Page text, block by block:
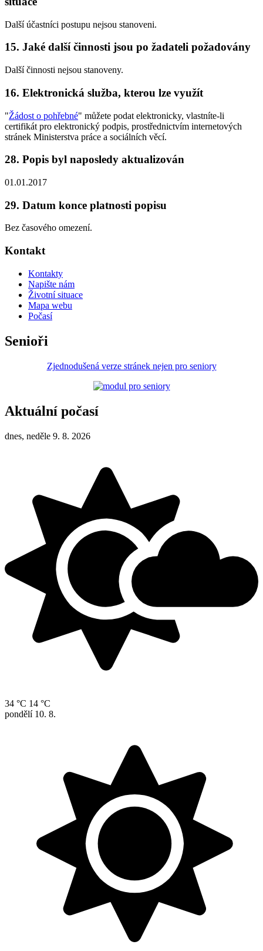
Další účastníci postupu nejsou stanoveni.
15. Jaké další činnosti jsou po žadateli požadovány
Další činnosti nejsou stanoveny.
16. Elektronická služba, kterou lze využít
"Žádost o pohřebné" můžete podat elektronicky, vlastníte-li
certifikát pro elektronický podpis, prostřednictvím internetových
stránek Ministerstva práce a sociálních věcí.
28. Popis byl naposledy aktualizován
01.01.2017
29. Datum konce platnosti popisu
Bez časového omezení.
Kontakt
Kontakty
Napište nám
Životní situace
Mapa webu
Počasí
Senioři
Zjednodušená verze stránek nejen pro seniory
Aktuální počasí
dnes, neděle 9. 8. 2026
34 °C 14 °C
pondělí 10. 8.